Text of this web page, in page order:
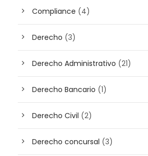
Compliance (4)
Derecho (3)
Derecho Administrativo (21)
Derecho Bancario (1)
Derecho Civil (2)
Derecho concursal (3)